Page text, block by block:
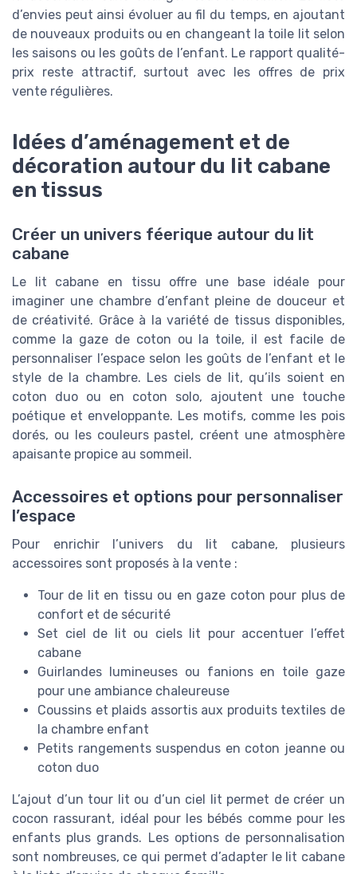
d’envies peut ainsi évoluer au fil du temps, en ajoutant
de nouveaux produits ou en changeant la toile lit selon
les saisons ou les goûts de l’enfant. Le rapport qualité-
prix reste attractif, surtout avec les offres de prix
vente régulières.
Idées d’aménagement et de
décoration autour du lit cabane
en tissus
Créer un univers féerique autour du lit
cabane
Le lit cabane en tissu offre une base idéale pour
imaginer une chambre d’enfant pleine de douceur et
de créativité. Grâce à la variété de tissus disponibles,
comme la gaze de coton ou la toile, il est facile de
personnaliser l’espace selon les goûts de l’enfant et le
style de la chambre. Les ciels de lit, qu’ils soient en
coton duo ou en coton solo, ajoutent une touche
poétique et enveloppante. Les motifs, comme les pois
dorés, ou les couleurs pastel, créent une atmosphère
apaisante propice au sommeil.
Accessoires et options pour personnaliser
l’espace
Pour enrichir l’univers du lit cabane, plusieurs
accessoires sont proposés à la vente :
Tour de lit en tissu ou en gaze coton pour plus de
confort et de sécurité
Set ciel de lit ou ciels lit pour accentuer l’effet
cabane
Guirlandes lumineuses ou fanions en toile gaze
pour une ambiance chaleureuse
Coussins et plaids assortis aux produits textiles de
la chambre enfant
Petits rangements suspendus en coton jeanne ou
coton duo
L’ajout d’un tour lit ou d’un ciel lit permet de créer un
cocon rassurant, idéal pour les bébés comme pour les
enfants plus grands. Les options de personnalisation
sont nombreuses, ce qui permet d’adapter le lit cabane